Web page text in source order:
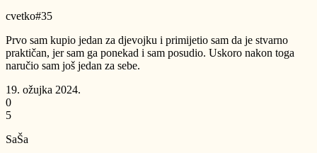
cvetko#35
Prvo sam kupio jedan za djevojku i primijetio sam da je stvarno
praktičan, jer sam ga ponekad i sam posudio. Uskoro nakon toga
naručio sam još jedan za sebe.
19. ožujka 2024.
0
5
SaŠa